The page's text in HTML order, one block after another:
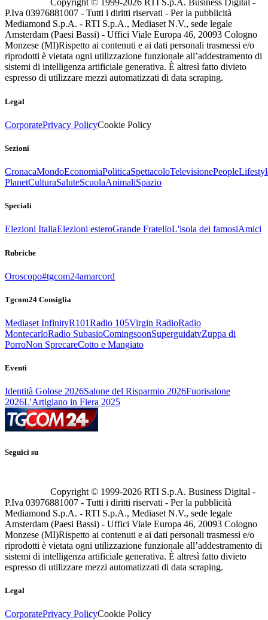
Copyright © 1999-2026 RTI S.p.A. Business Digital -
P.Iva 03976881007 - Tutti i diritti riservati - Per la pubblicità
Mediamond S.p.A. - RTI S.p.A., Mediaset N.V., sede legale
Amsterdam (Paesi Bassi) - Uffici Viale Europa 46, 20093 Cologno
Monzese (MI)Rispetto ai contenuti e ai dati personali trasmessi e/o
riprodotti è vietata ogni utilizzazione funzionale all’addestramento di
sistemi di intelligenza artificiale generativa. È altresì fatto divieto
espresso di utilizzare mezzi automatizzati di data scraping.
Legal
CorporatePrivacy PolicyCookie Policy
Sezioni
CronacaMondoEconomiaPoliticaSpettacoloTelevisionePeople
PlanetCulturaSaluteScuolaAnimaliSpazio
Speciali
Elezioni ItaliaElezioni esteroGrande FratelloL'isola dei famosiAmici
Rubriche
Oroscopo#tgcom24amarcord
Tgcom24 Consiglia
Mediaset InfinityR101Radio 105Virgin RadioRadio
MontecarloRadio SubasioComingsoonSuperguidatvZuppa di
PorroNon SprecareCotto e Mangiato
Eventi
Identità Golose 2026Salone del Risparmio 2026Fuorisalone
2026L'Artigiano in Fiera 2025
Seguici su
Copyright © 1999-2026 RTI S.p.A. Business Digital -
P.Iva 03976881007 - Tutti i diritti riservati - Per la pubblicità
Mediamond S.p.A. - RTI S.p.A., Mediaset N.V., sede legale
Amsterdam (Paesi Bassi) - Uffici Viale Europa 46, 20093 Cologno
Monzese (MI)Rispetto ai contenuti e ai dati personali trasmessi e/o
riprodotti è vietata ogni utilizzazione funzionale all’addestramento di
sistemi di intelligenza artificiale generativa. È altresì fatto divieto
espresso di utilizzare mezzi automatizzati di data scraping.
Legal
CorporatePrivacy PolicyCookie Policy